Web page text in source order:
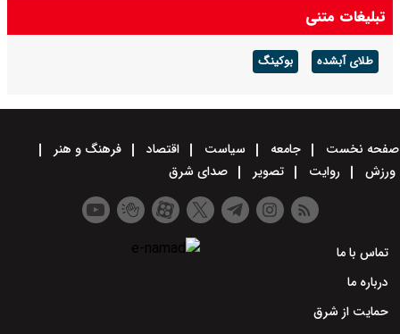
تبلیغات متنی
طلای آبشده بوکینگ
صفحه نخست جامعه سیاست اقتصاد
فرهنگ و هنر
ورزش
روایت تصویر صدای شرق
تماس با ما
درباره ما
حمایت از شرق